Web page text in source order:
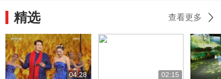
精选 查看更多
04:28 02:15